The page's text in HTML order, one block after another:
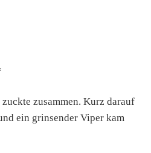
zusammen. Kurz darauf
ein grinsender Viper kam